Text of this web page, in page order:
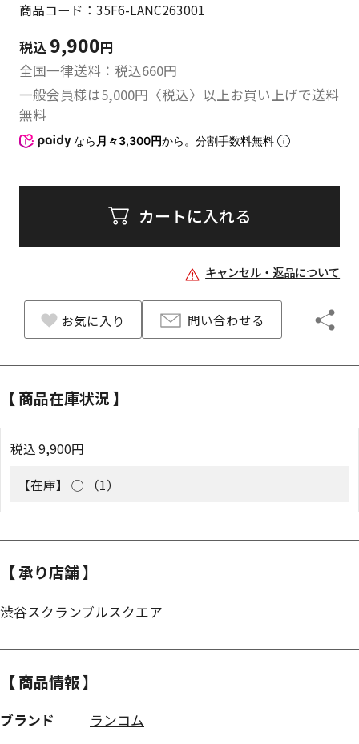
商品コード：35F6-LANC263001
税込 9,900円
全国一律送料：税込660円
一般会員様は5,000円〈税込〉以上お買い上げで送料
無料
なら 月々3,300円から。分割手数料無料
カートに入れる
キャンセル・返品について
お気に入り 問い合わせる
【 商品在庫状況 】
税込9,900円
【在庫】 ◯ （1）
【 承り店舗 】
渋谷スクランブルスクエア
【 商品情報 】
ブランド
ランコム